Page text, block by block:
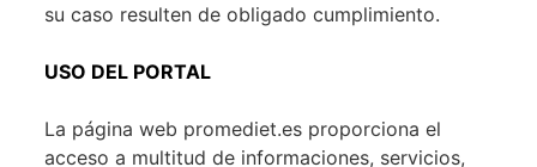
su caso resulten de obligado cumplimiento.
USO DEL PORTAL
La página web promediet.es proporciona el
acceso a multitud de informaciones, servicios,